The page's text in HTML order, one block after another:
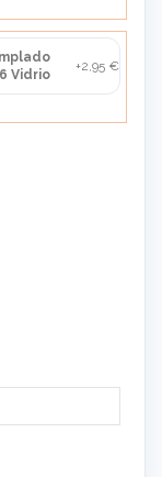
Vidrio
+2,95 €